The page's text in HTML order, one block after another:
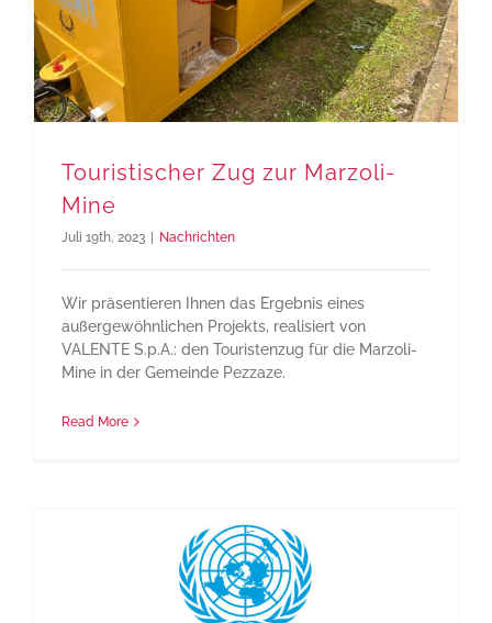
Touristischer Zug zur Marzoli-
Mine
Juli 19th, 2023 Nachrichten
Wir präsentieren Ihnen das Ergebnis eines
außergewöhnlichen Projekts, realisiert von
VALENTE S.p.A.: den Touristenzug für die Marzoli-
Mine in der Gemeinde Pezzaze.
Read More